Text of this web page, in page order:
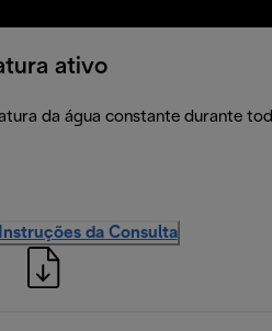
ativo
da água constante durante
da Consulta